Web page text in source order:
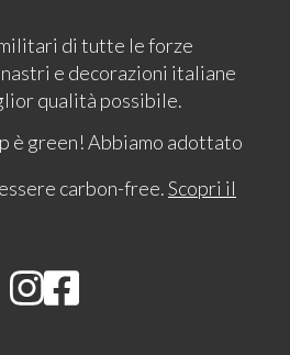
di tutte le forze
e decorazioni italiane
qualità possibile.
è green! Abbiamo adottato
carbon-free.Scopri il